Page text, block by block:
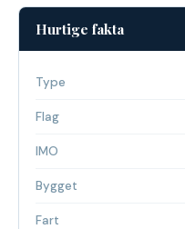
Hurtige fakta
Type
Flag
IMO
Bygget
Fart